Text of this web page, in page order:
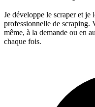
Je développe le scraper et je
professionnelle de scraping.
même, à la demande ou en
chaque fois.